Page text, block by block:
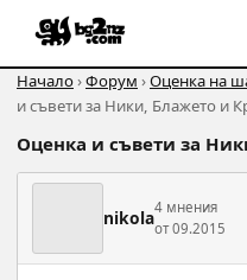
Начало›Форум ›Оценка на
и съвети за Ники, Блажето и
Оценка и съвети за
nikola4 мнения
от 09.2015